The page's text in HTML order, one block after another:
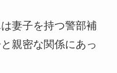
妻子を持つ警部補
親密な関係にあっ